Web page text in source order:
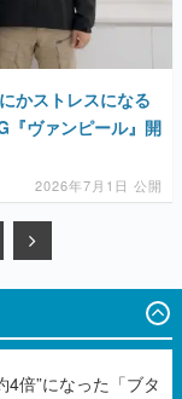
かストレスになる
『ヴァンピール』開
2026年7月1日 公開
4倍”になった「ブタ